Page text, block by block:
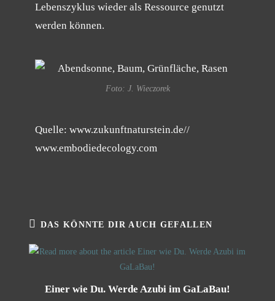
Lebenszyklus wieder als Ressource genutzt
werden können.
Foto: J. Wieczorek
Quelle: www.zukunftnaturstein.de//
www.embodiedecology.com
DAS KÖNNTE DIR AUCH GEFALLEN
Einer wie Du. Werde Azubi im GaLaBau!